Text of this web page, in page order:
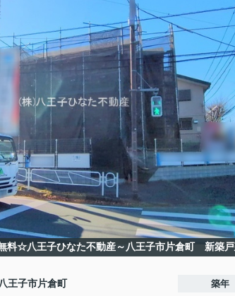
料☆八王子ひなた不動産～八王子市片倉町 新築戸
王子市片倉町 築年